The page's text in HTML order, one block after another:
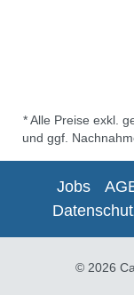
* Alle Preise exkl.
und ggf.
Jobs
© 2026